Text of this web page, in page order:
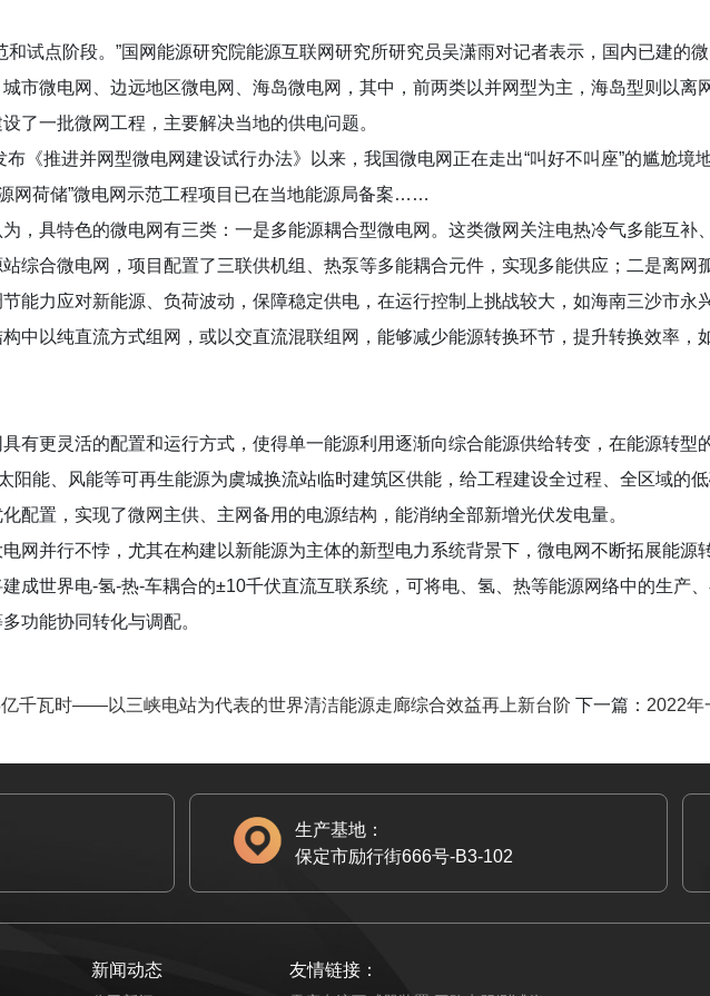
和试点阶段。”国网能源研究院能源互联网研究所研究员吴潇雨对记者表示，国内已建的
市微电网、边远地区微电网、海岛微电网，其中，前两类以并网型为主，海岛型则以
了一批微网工程，主要解决当地的供电问题。
《推进并网型微电网建设试行办法》以来，我国微电网正在走出“叫好不叫座”的尴尬境
网荷储”微电网示范工程项目已在当地能源局备案……
，具特色的微电网有三类：一是多能源耦合型微电网。这类微网关注电热冷气多能互
综合微电网，项目配置了三联供机组、热泵等多能耦合元件，实现多能供应；二是离
能力应对新能源、负荷波动，保障稳定供电，在运行控制上挑战较大，如海南三沙市
中以纯直流方式组网，或以交直流混联组网，能够减少能源转换环节，提升转换效率
有更灵活的配置和运行方式，使得单一能源利用逐渐向综合能源供给转变，在能源转型
阳能、风能等可再生能源为虞城换流站临时建筑区供能，给工程建设全过程、全区域的
配置，实现了微网主供、主网备用的电源结构，能消纳全部新增光伏发电量。
网并行不悖，尤其在构建以新能源为主体的新型电力系统背景下，微电网不断拓展能
成世界电-氢-热-车耦合的±10千伏直流互联系统，可将电、氢、热等能源网络中的生产
功能协同转化与调配。
千瓦时——以三峡电站为代表的世界清洁能源走廊综合效益再上新台阶 下一篇： 2022年
生产基地：
保定市励行街666号-B3-102
新闻动态 友情链接：